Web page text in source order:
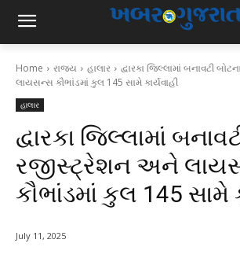
Home રાજ્ય હાલાર
દ્વારકા જિલ્લામાં બનાવટી
લાયસન્સ કૌભાંડમાં કુલ 145 સામે કાર્યવાહી
હાલાર
દ્વારકા જિલ્લામાં
રજીસ્ટ્રેશન અને
કૌભાંડમાં કુલ 145 સામે
July 11, 2025